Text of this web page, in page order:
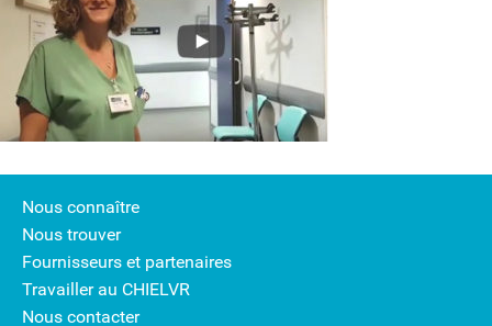
Nous connaître
Nous trouver
Fournisseurs et partenaires
Travailler au CHIELVR
Nous contacter